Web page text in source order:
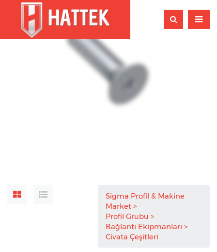
Sigma Profil & Makine
Market
Profil Grubu
Bağlantı Ekipmanları
Civata Çeşitleri